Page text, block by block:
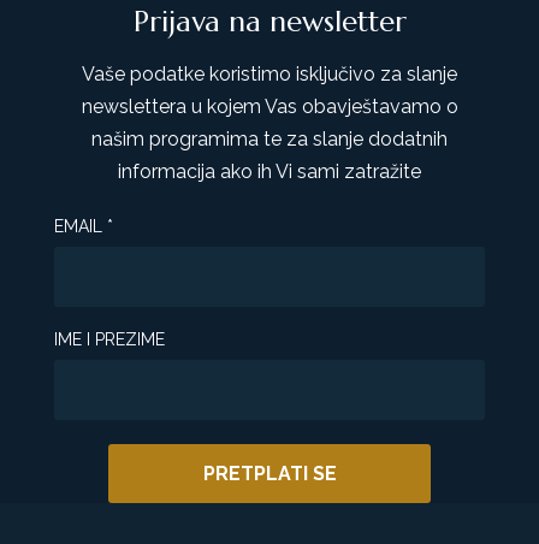
Prijava na newsletter
Vaše podatke koristimo isključivo za slanje
newslettera u kojem Vas obavještavamo o
našim programima te za slanje dodatnih
informacija ako ih Vi sami zatražite
EMAIL *
IME I PREZIME